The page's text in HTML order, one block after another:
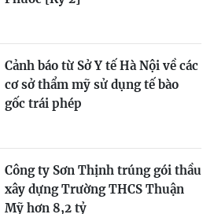
Cảnh báo từ Sở Y tế Hà Nội về các
cơ sở thẩm mỹ sử dụng tế bào
gốc trái phép
Công ty Sơn Thịnh trúng gói thầu
xây dựng Trường THCS Thuận
Mỹ hơn 8,2 tỷ